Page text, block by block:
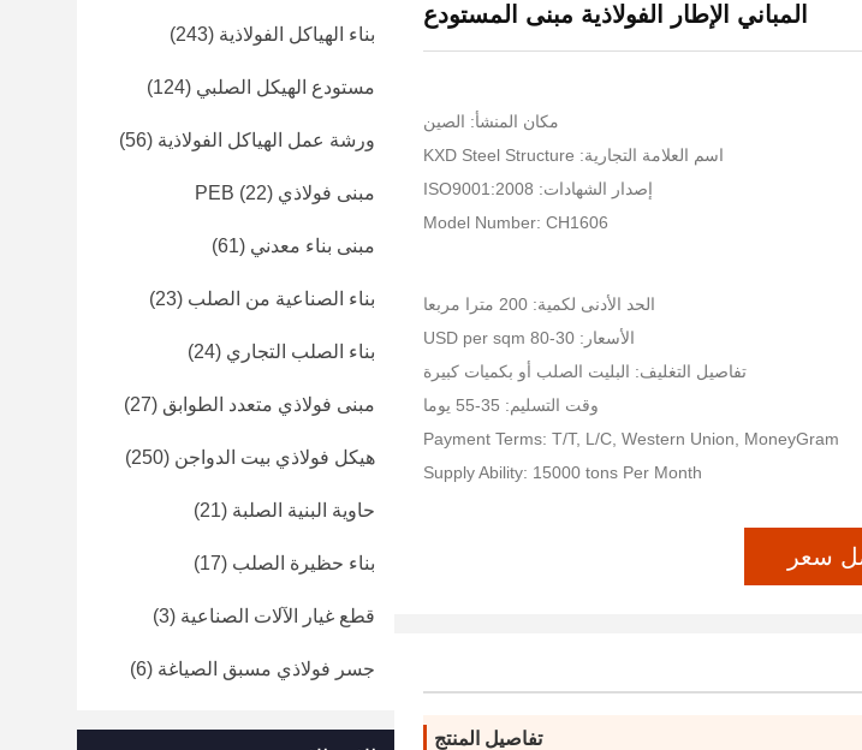
المباني الإطار الفولاذية مبنى المستودع
مكان المنشأ: الصين
اسم العلامة التجارية: KXD Steel Structure
إصدار الشهادات: ISO9001:2008
Model Number: CH1606
الحد الأدنى لكمية: 200 مترا مربعا
الأسعار: 30-80 USD per sqm
تفاصيل التغليف: البليت الصلب أو بكميات كبيرة
وقت التسليم: 35-55 يوما
Payment Terms: T/T, L/C, Western Union, MoneyGram
Supply Ability: 15000 tons Per Month
سعر
تفاصيل المنتج
بناء الهياكل الفولاذية (243)
مستودع الهيكل الصلبي (124)
ورشة عمل الهياكل الفولاذية (56)
مبنى فولاذي PEB (22)
مبنى بناء معدني (61)
بناء الصناعية من الصلب (23)
بناء الصلب التجاري (24)
مبنى فولاذي متعدد الطوابق (27)
هيكل فولاذي بيت الدواجن (250)
حاوية البنية الصلبة (21)
بناء حظيرة الصلب (17)
قطع غيار الآلات الصناعية (3)
جسر فولاذي مسبق الصياغة (6)